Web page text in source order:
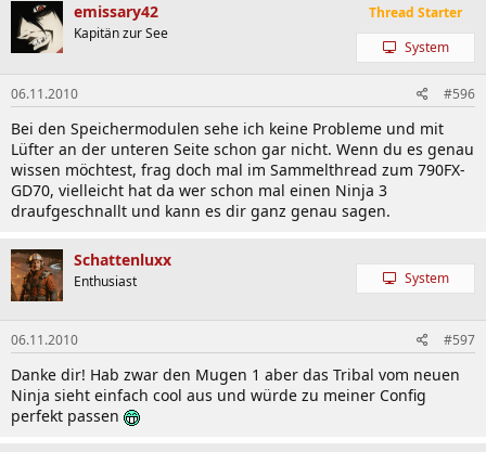
emissary42
Kapitän zur See
Thread Starter
System
06.11.2010 #596
Bei den Speichermodulen sehe ich keine Probleme und mit
Lüfter an der unteren Seite schon gar nicht. Wenn du es genau
wissen möchtest, frag doch mal im Sammelthread zum 790FX-
GD70, vielleicht hat da wer schon mal einen Ninja 3
draufgeschnallt und kann es dir ganz genau sagen.
Schattenluxx
Enthusiast System
06.11.2010 #597
Danke dir! Hab zwar den Mugen 1 aber das Tribal vom neuen
Ninja sieht einfach cool aus und würde zu meiner Config
perfekt passen